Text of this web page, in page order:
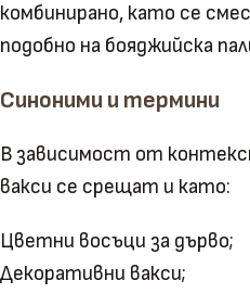
комбинирано, като се
подобно на бояджийска
Синоними и термини
В зависимост от
вакси се срещат и като:
Цветни восъци за дърво;
Декоративни вакси;